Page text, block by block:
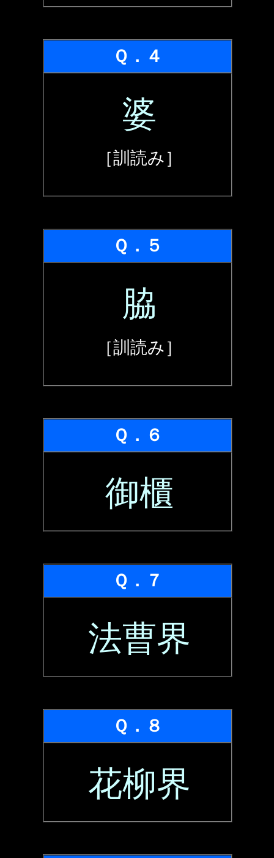
Ｑ．４
婆
［訓読み］
Ｑ．５
脇
［訓読み］
Ｑ．６
御櫃
Ｑ．７
法曹界
Ｑ．８
花柳界